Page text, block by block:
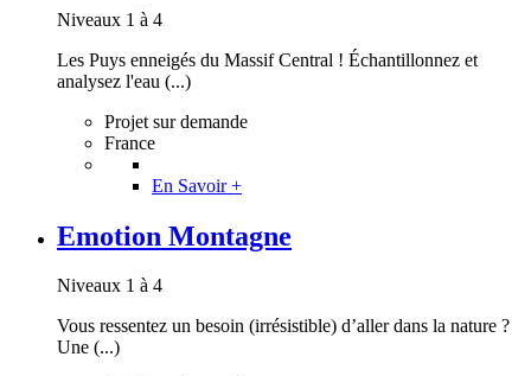
Niveaux 1 à 4
Les Puys enneigés du Massif Central ! Échantillonnez et
analysez l'eau (...)
Projet sur demande
France
En Savoir +
Emotion Montagne
Niveaux 1 à 4
Vous ressentez un besoin (irrésistible) d’aller dans la nature ?
Une (...)